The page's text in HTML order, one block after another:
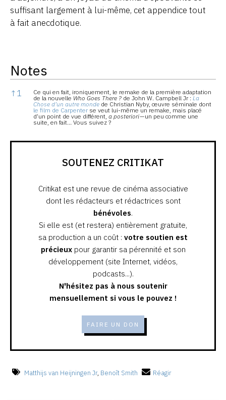
suffisant largement à lui-même, cet appendice tout
à fait anecdotique.
Notes
Notes
↑ 1
Ce qui en fait, ironiquement, le remake de la première adaptation
de la nouvelle Who Goes There ? de John W. Campbell Jr : La
Chose d’un autre monde de Christian Nyby, œuvre séminale dont
le film de Carpenter se veut lui-même un remake, mais placé
d’un point de vue différent, a posteriori— un peu comme une
suite, en fait… Vous suivez ?
SOUTENEZ CRITIKAT
Critikat est une revue de cinéma associative
dont les rédacteurs et rédactrices sont
bénévoles.
Si elle est (et restera) entièrement gratuite,
sa production a un coût : votre soutien est
précieuxpour garantir sa pérennité et son
développement (site Internet, vidéos,
podcasts...).
N'hésitez pas à nous soutenir
mensuellement si vous le pouvez !
FAIRE UN DON
Matthijs van Heijningen Jr, Benoît Smith Réagir